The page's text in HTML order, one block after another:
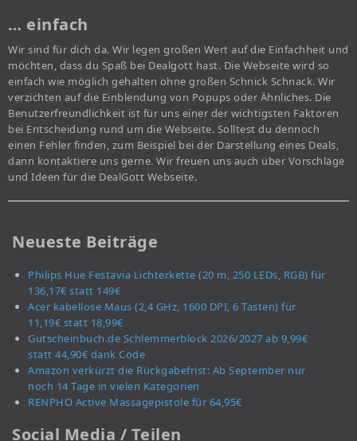
… einfach
Wir sind für dich da. Wir legen großen Wert auf die Einfachheit und
möchten, dass du Spaß bei Dealgott hast. Die Webseite wird so
einfach wie möglich gehalten ohne großen Schnick Schnack. Wir
verzichten auf die Einblendung von Popups oder Ähnliches. Die
Benutzerfreundlichkeit ist für uns einer der wichtigsten Faktoren
bei Entscheidung rund um die Webseite. Solltest du dennoch
einen Fehler finden, zum Beispiel bei der Darstellung eines Deals,
dann kontaktiere uns gerne. Wir freuen uns auch über Vorschläge
und Ideen für die DealGott Webseite.
Neueste Beiträge
Philips Hue Festavia Lichterkette (20 m, 250 LEDs, RGB) für
136,17€ statt 149€
Acer kabellose Maus (2,4 GHz, 1600 DPI, 6 Tasten) für
11,19€ statt 18,99€
Gutscheinbuch.de Schlemmerblock 2026/2027 ab 9,99€
statt 44,90€ dank Code
Amazon verkürzt die Rückgabefrist: Ab September nur
noch 14 Tage in vielen Kategorien
RENPHO Active Massagepistole für 64,95€
Social Media / Teilen